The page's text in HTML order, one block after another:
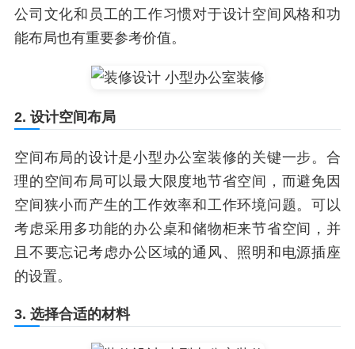
公司文化和员工的工作习惯对于设计空间风格和功
能布局也有重要参考价值。
2. 设计空间布局
空间布局的设计是小型办公室装修的关键一步。合
理的空间布局可以最大限度地节省空间，而避免因
空间狭小而产生的工作效率和工作环境问题。可以
考虑采用多功能的办公桌和储物柜来节省空间，并
且不要忘记考虑办公区域的通风、照明和电源插座
的设置。
3. 选择合适的材料